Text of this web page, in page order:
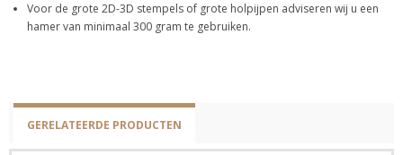
Voor de grote 2D-3D stempels of grote holpijpen adviseren wij u een
hamer van minimaal 300 gram te gebruiken.
GERELATEERDE PRODUCTEN